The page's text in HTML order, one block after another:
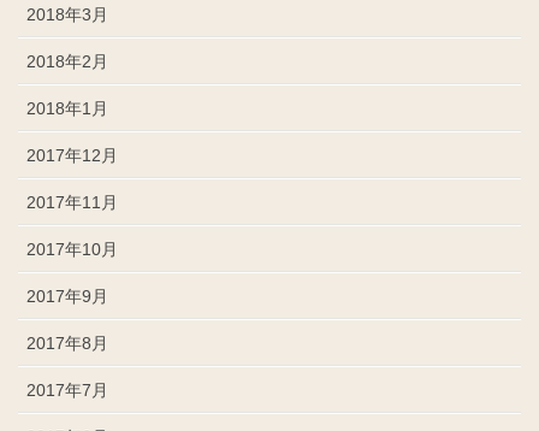
2018年3月
2018年2月
2018年1月
2017年12月
2017年11月
2017年10月
2017年9月
2017年8月
2017年7月